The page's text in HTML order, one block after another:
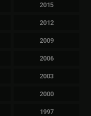
2015
2012
2009
2006
2003
2000
1997